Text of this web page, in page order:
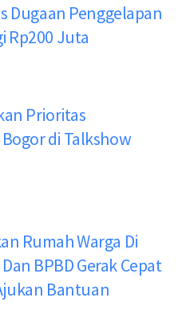
Dugaan Penggelapan
Rp200 Juta
Prioritas
di Talkshow
Rumah Warga Di
BPBD Gerak Cepat
Bantuan